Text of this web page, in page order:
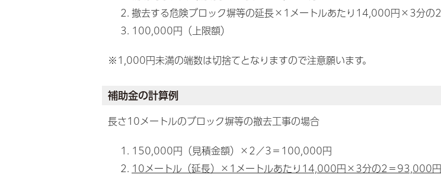
撤去する危険ブロック塀等の延長×1メートルあたり14,000円×3分の2
100,000円（上限額）
※1,000円未満の端数は切捨てとなりますので注意願います。
補助金の計算例
長さ10メートルのブロック塀等の撤去工事の場合
150,000円（見積金額）×2／3＝100,000円
10メートル（延長）×1メートルあたり14,000円×3分の2＝93,000円